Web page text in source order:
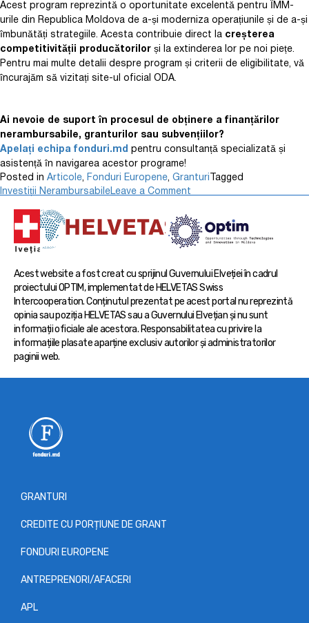
Acest program reprezintă o oportunitate excelentă pentru ÎMM-
urile din Republica Moldova de a-și moderniza operațiunile și de a-și
îmbunătăți strategiile. Acesta contribuie direct la creșterea
competitivității producătorilor și la extinderea lor pe noi piețe.
Pentru mai multe detalii despre program și criterii de eligibilitate, vă
încurajăm să vizitați site-ul oficial ODA.
Ai nevoie de suport în procesul de obținere a finanțărilor
nerambursabile, granturilor sau subvențiilor?
Apelați echipa fonduri.md pentru consultanță specializată și
asistență în navigarea acestor programe!
Posted in Articole, Fonduri Europene, Granturi Tagged
Investiții NerambursabileLeave a Comment
Acest website a fost creat cu sprijinul Guvernului Elveției în cadrul
proiectului OPTIM, implementat de HELVETAS Swiss
Intercooperation. Conținutul prezentat pe acest portal nu reprezintă
opinia sau poziția HELVETAS sau a Guvernului Elvețian și nu sunt
informații oficiale ale acestora. Responsabilitatea cu privire la
informațiile plasate aparține exclusiv autorilor și administratorilor
paginii web.
GRANTURI
CREDITE CU PORȚIUNE DE GRANT
FONDURI EUROPENE
ANTREPRENORI/AFACERI
APL